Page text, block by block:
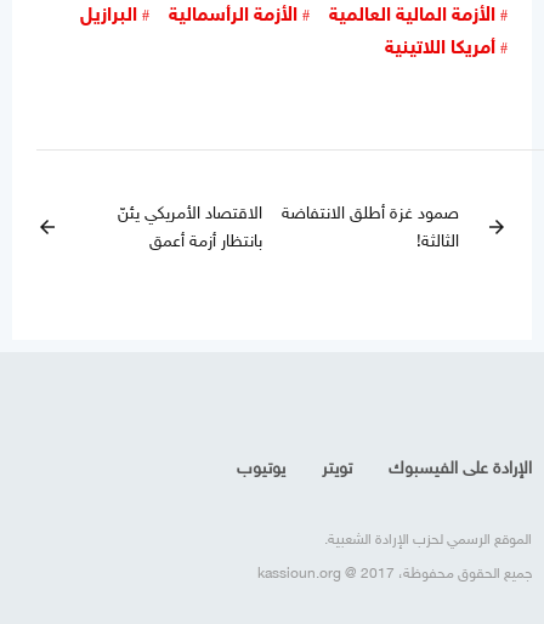
الأزمة المالية العالمية الأزمة الرأسمالية
البرازيل
أمريكا اللاتينية
arrow_forward
صمود غزة أطلق الانتفاضة
الثالثة!
الاقتصاد الأمريكي يئنّ
بانتظار أزمة أعمق
arrow_back
الإرادة على الفيسبوك تويتر يوتيوب
الموقع الرسمي لحزب الإرادة الشعبية.
جميع الحقوق محفوظة، kassioun.org @ 2017